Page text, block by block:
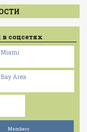
соцсетях
Miami
Bay Area
Members